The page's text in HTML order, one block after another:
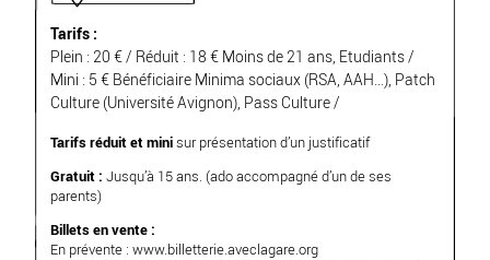
Tarifs :
Plein : 20 € / Réduit : 18 € Moins de 21 ans, Etudiants /
Mini : 5 € Bénéficiaire Minima sociaux (RSA, AAH...), Patch
Culture (Université Avignon), Pass Culture /
Tarifs réduit et mini sur présentation d’un justificatif
Gratuit : Jusqu’à 15 ans. (ado accompagné d’un de ses
parents)
Billets en vente :
En prévente : www.billetterie.aveclagare.org